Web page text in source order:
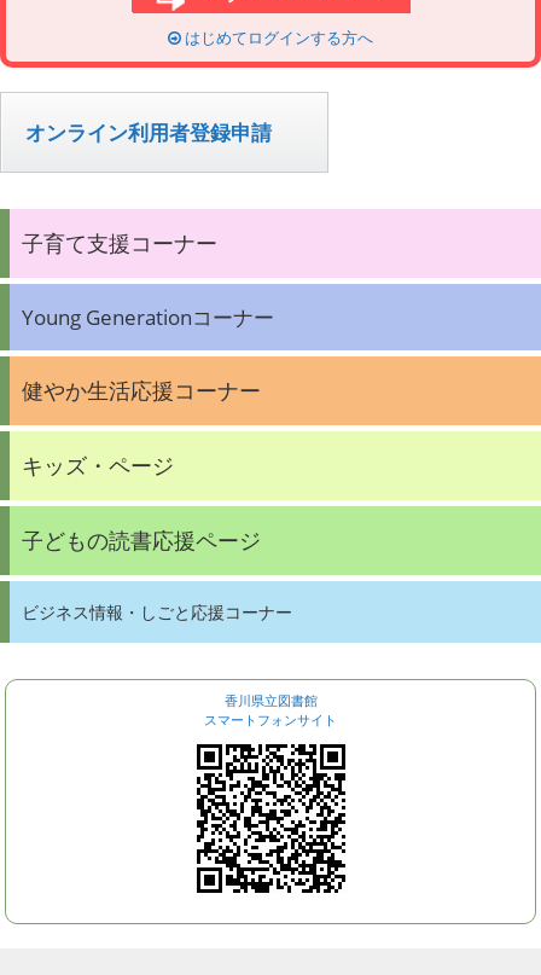
はじめてログインする方へ
オンライン利用者登録申請
子育て支援コーナー
Young Generationコーナー
健やか生活応援コーナー
キッズ・ページ
子どもの読書応援ページ
ビジネス情報・しごと応援コーナー
香川県立図書館
スマートフォンサイト